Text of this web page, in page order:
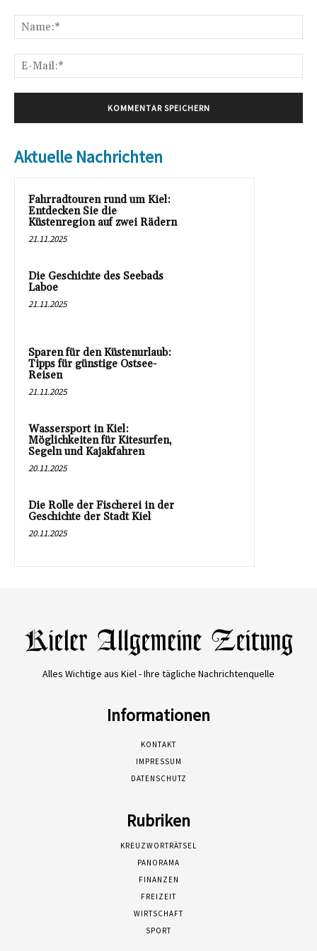
Aktuelle Nachrichten
Fahrradtouren rund um Kiel:
Entdecken Sie die
Küstenregion auf zwei Rädern
21.11.2025
Die Geschichte des Seebads
Laboe
21.11.2025
Sparen für den Küstenurlaub:
Tipps für günstige Ostsee-
Reisen
21.11.2025
Wassersport in Kiel:
Möglichkeiten für Kitesurfen,
Segeln und Kajakfahren
20.11.2025
Die Rolle der Fischerei in der
Geschichte der Stadt Kiel
20.11.2025
Alles Wichtige aus Kiel - Ihre tägliche Nachrichtenquelle
Informationen
KONTAKT
IMPRESSUM
DATENSCHUTZ
Rubriken
KREUZWORTRÄTSEL
PANORAMA
FINANZEN
FREIZEIT
WIRTSCHAFT
SPORT